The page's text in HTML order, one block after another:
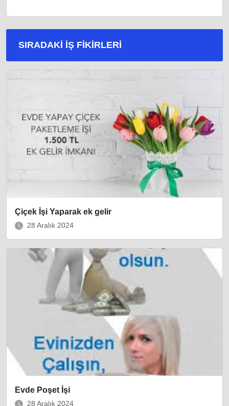
SIRADAKI İŞ FIKIRLERI
Çiçek İşi Yaparak ek gelir
28 Aralık 2024
Evde Poşet İşi
28 Aralık 2024